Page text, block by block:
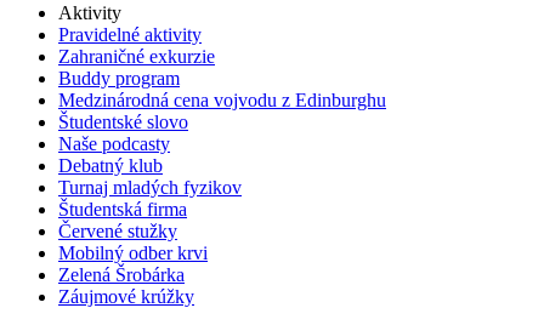
Aktivity
Pravidelné aktivity
Zahraničné exkurzie
Buddy program
Medzinárodná cena vojvodu z Edinburghu
Študentské slovo
Naše podcasty
Debatný klub
Turnaj mladých fyzikov
Študentská firma
Červené stužky
Mobilný odber krvi
Zelená Šrobárka
Záujmové krúžky